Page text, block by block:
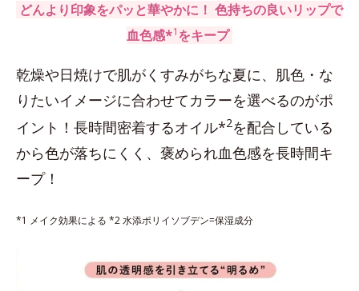
どんより印象をパッと華やかに！ 色持ちの良いリップで
血色感*1をキープ
乾燥や日焼けで肌がくすみがちな夏に、肌色・な
りたいイメージに合わせてカラーを選べるのがポ
イント！長時間密着するオイル*2を配合している
から色が落ちにくく、褒められ血色感を長時間キ
ープ！
*1 メイク効果による *2 水添ポリイソブデン=保湿成分